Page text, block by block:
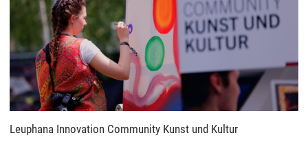
Leuphana Innovation Community Kunst und Kultur